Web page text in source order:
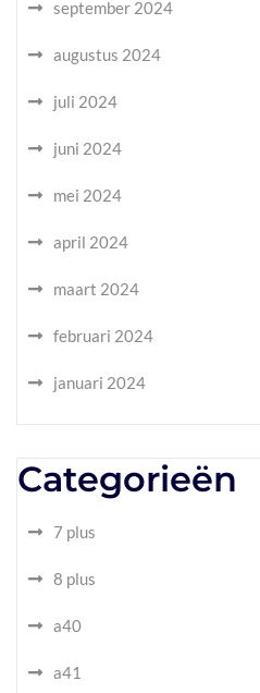
september 2024
augustus 2024
juli 2024
juni 2024
mei 2024
april 2024
maart 2024
februari 2024
januari 2024
Categorieën
7 plus
8 plus
a40
a41